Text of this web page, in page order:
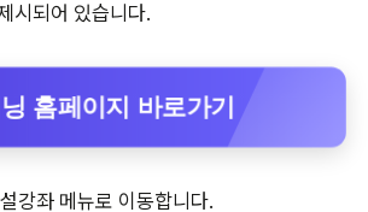
시되어 있습니다.
홈페이지 바로가기
강좌 메뉴로 이동합니다.